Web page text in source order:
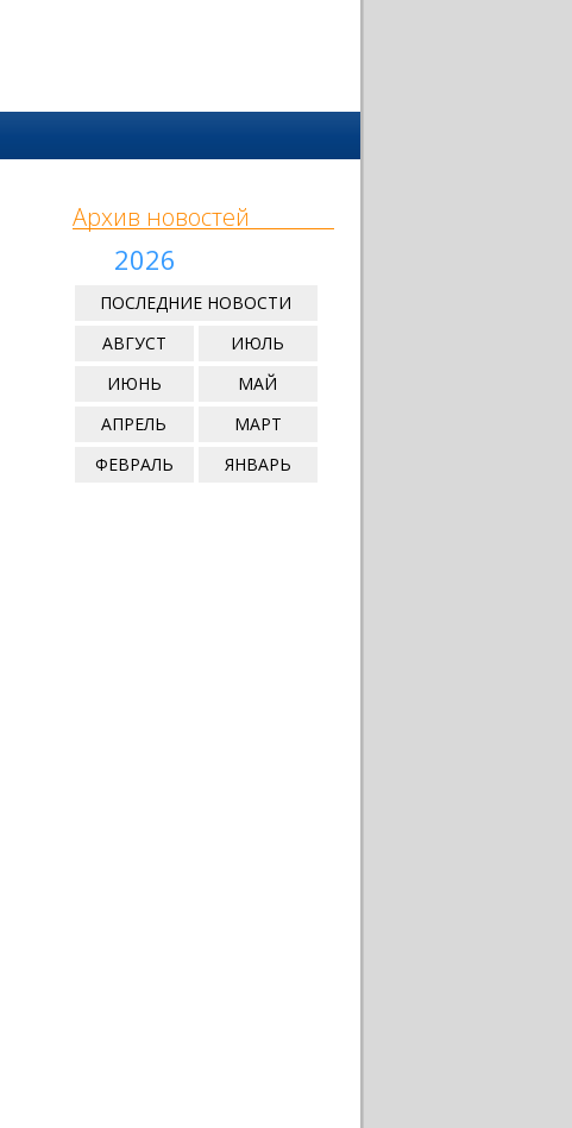
Архив новостей
2026
ПОСЛЕДНИЕ НОВОСТИ
АВГУСТ
ИЮЛЬ
ИЮНЬ
МАЙ
АПРЕЛЬ
МАРТ
ФЕВРАЛЬ
ЯНВАРЬ